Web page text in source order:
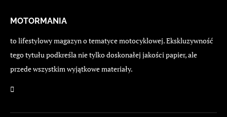
MOTORMANIA
to lifestylowy magazyn o tematyce motocyklowej. Ekskluzywność
tego tytułu podkreśla nie tylko doskonałej jakości papier, ale
przede wszystkim wyjątkowe materiały.